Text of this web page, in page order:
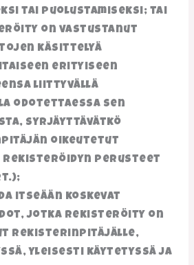
tai puolustamiseksi; tai
on vastustanut
käsittelyä
erityiseen
liittyvällä
odotettaessa sen
syrjäyttävätkö
oikeutetut
rekisteröidyn perusteet
itseään koskevat
jotka rekisteröity on
rekisterinpitäjälle,
yleisesti käytetyssä ja